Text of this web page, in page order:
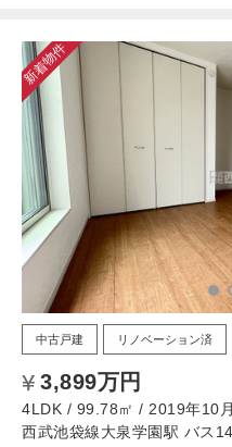
新着物件
中古戸建 リノベーション済
3,899万円
4LDK / 99.78㎡ / 2019年10月
西武池袋線大泉学園駅 バス